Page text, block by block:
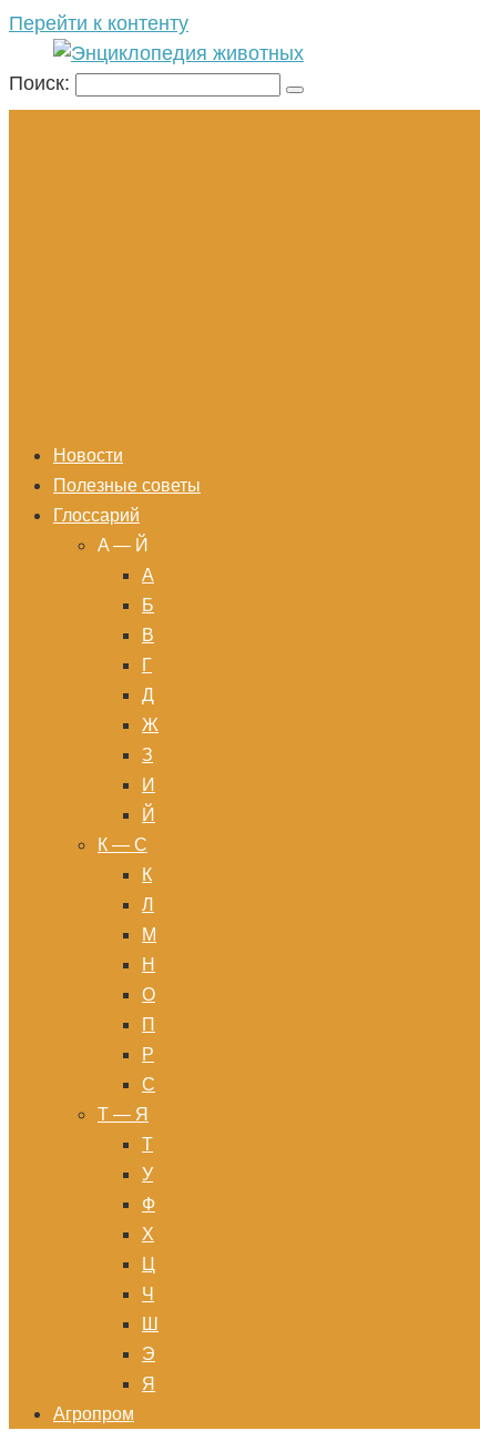
Перейти к контенту
Поиск:
Новости
Полезные советы
Глоссарий
A — Й
А
Б
В
Г
Д
Ж
З
И
Й
К — С
К
Л
М
Н
О
П
Р
С
Т — Я
Т
У
Ф
Х
Ц
Ч
Ш
Э
Я
Агропром